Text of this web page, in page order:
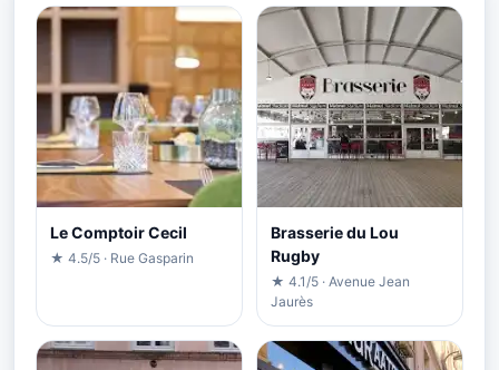
Le Comptoir Cecil
★ 4.5/5 · Rue Gasparin
Brasserie du Lou
Rugby
★ 4.1/5 · Avenue Jean
Jaurès